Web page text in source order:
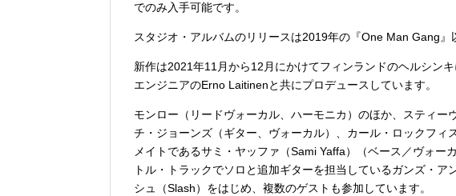
でのみ入手可能です。
スタジオ・アルバムのリリースは2019年の『One Man Gang』
新作は2021年11月から12月にかけてフィンランドのヘルシン
エンジニアのErno Laitinenと共にプロデュースしています。
モンロー（リードヴォーカル、ハーモニカ）のほか、スティー
チ・ジョーンズ（ギター、ヴォーカル）、カール・ロックフィ
メイトであるサミ・ヤッファ（Sami Yaffa）（ベース／ヴォー
トル・トラックでソロと追加ギターを担当しているガンズ・ア
シュ（Slash）をはじめ、複数のゲストも参加しています。